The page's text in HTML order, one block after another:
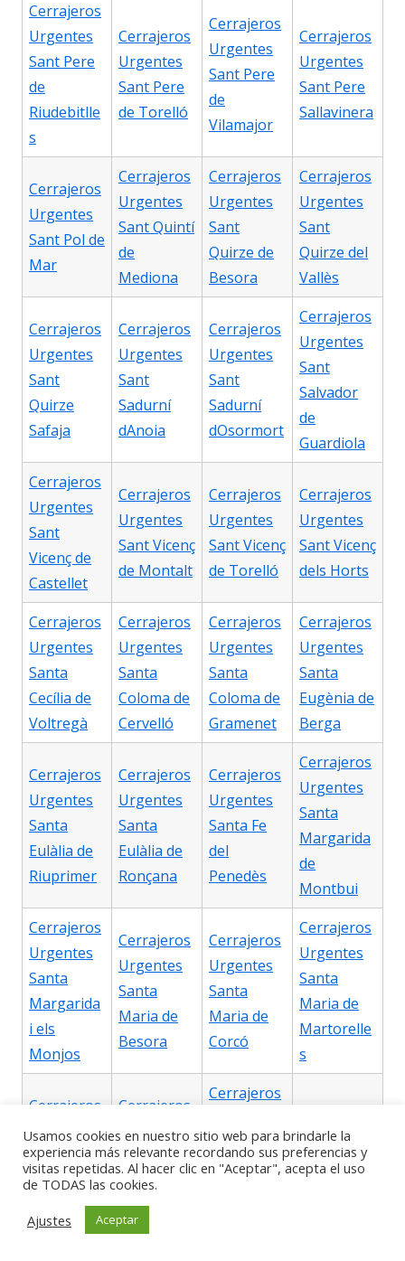
Cerrajeros
Urgentes
Sant Pere
de
Riudebitlle
s
Cerrajeros
Urgentes
Sant Pere
de Torelló
Cerrajeros
Urgentes
Sant Pere
de
Vilamajor
Cerrajeros
Urgentes
Sant Pere
Sallavinera
Cerrajeros
Urgentes
Sant Pol de
Mar
Cerrajeros
Urgentes
Sant Quintí
de
Mediona
Cerrajeros
Urgentes
Sant
Quirze de
Besora
Cerrajeros
Urgentes
Sant
Quirze del
Vallès
Cerrajeros
Urgentes
Sant
Quirze
Safaja
Cerrajeros
Urgentes
Sant
Sadurní
dAnoia
Cerrajeros
Urgentes
Sant
Sadurní
dOsormort
Cerrajeros
Urgentes
Sant
Salvador
de
Guardiola
Cerrajeros
Urgentes
Sant
Vicenç de
Castellet
Cerrajeros
Urgentes
Sant Vicenç
de Montalt
Cerrajeros
Urgentes
Sant Vicenç
de Torelló
Cerrajeros
Urgentes
Sant Vicenç
dels Horts
Cerrajeros
Urgentes
Santa
Cecília de
Voltregà
Cerrajeros
Urgentes
Santa
Coloma de
Cervelló
Cerrajeros
Urgentes
Santa
Coloma de
Gramenet
Cerrajeros
Urgentes
Santa
Eugènia de
Berga
Cerrajeros
Urgentes
Santa
Eulàlia de
Riuprimer
Cerrajeros
Urgentes
Santa
Eulàlia de
Ronçana
Cerrajeros
Urgentes
Santa Fe
del
Penedès
Cerrajeros
Urgentes
Santa
Margarida
de
Montbui
Cerrajeros
Urgentes
Santa
Margarida
i els
Monjos
Cerrajeros
Urgentes
Santa
Maria de
Besora
Cerrajeros
Urgentes
Santa
Maria de
Corcó
Cerrajeros
Urgentes
Santa
Maria de
Martorelle
s
Cerrajeros
Urgentes
Santa
Maria de
Cerrajeros
Urgentes
Santa
Maria de
Miralles
Cerrajeros
Santa
Maria de
Urgentes
Santa
Usamos cookies en nuestro sitio web para brindarle la
experiencia más relevante recordando sus preferencias y
visitas repetidas. Al hacer clic en "Aceptar", acepta el uso
de TODAS las cookies.
Ajustes
Aceptar